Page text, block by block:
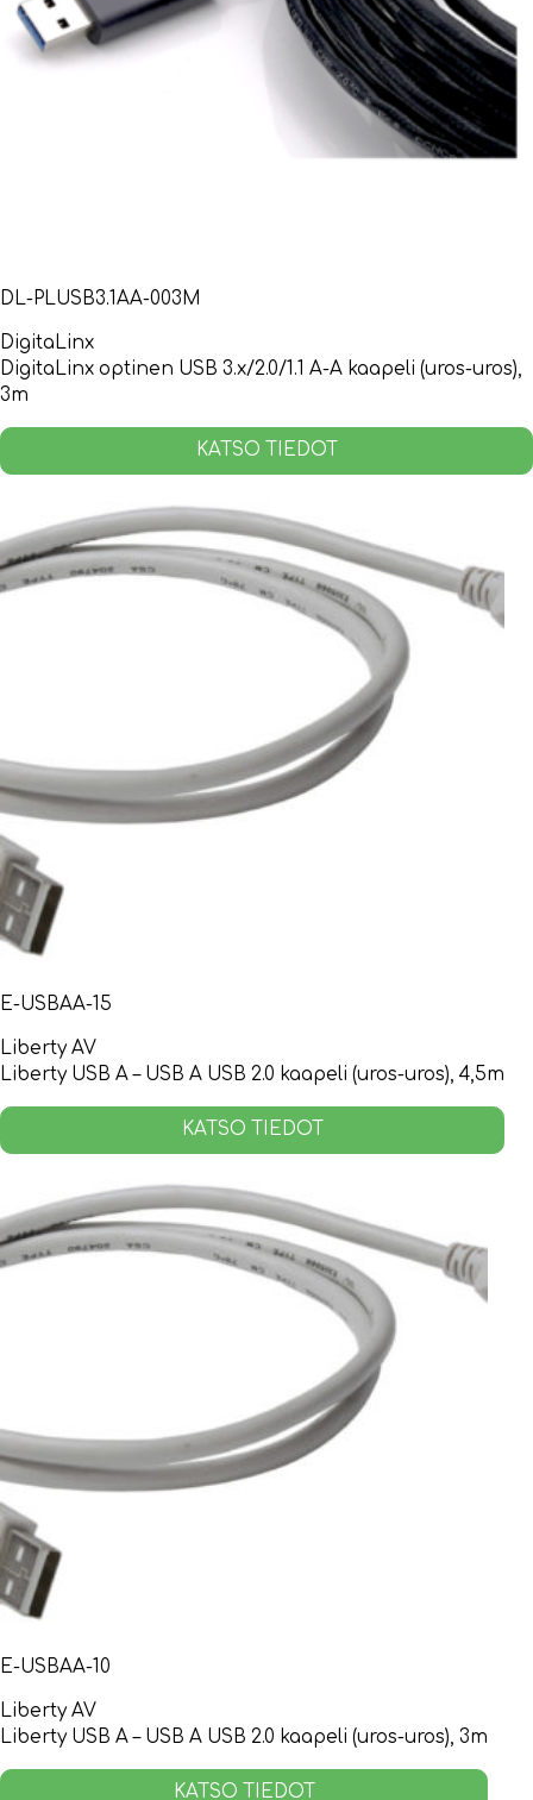
DL-PLUSB3.1AA-003M
DigitaLinx
DigitaLinx optinen USB 3.x/2.0/1.1 A-A kaapeli (uros-uros),
3m
KATSO TIEDOT
E-USBAA-15
Liberty AV
Liberty USB A – USB A USB 2.0 kaapeli (uros-uros), 4,5m
KATSO TIEDOT
E-USBAA-10
Liberty AV
Liberty USB A – USB A USB 2.0 kaapeli (uros-uros), 3m
KATSO TIEDOT